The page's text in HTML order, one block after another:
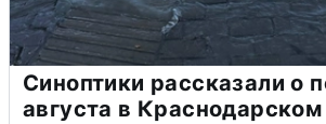
Синоптики рассказали о
августа в